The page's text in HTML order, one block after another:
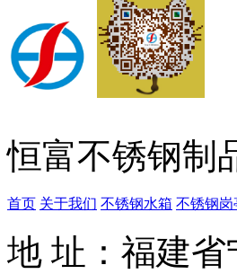
恒富不锈钢制
首页 关于我们 不锈钢水箱 不锈钢岗
地 址：福建